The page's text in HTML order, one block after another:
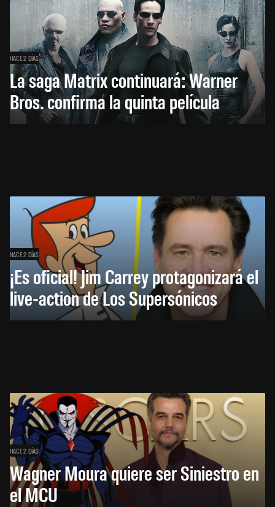
HACE 2 DÍAS
La saga Matrix continuará: Warner
Bros. confirma la quinta película
HACE 2 DÍAS
¡Es oficial! Jim Carrey protagonizará el
live-action de Los Supersónicos
HACE 2 DÍAS
Wagner Moura quiere ser Siniestro en
el MCU